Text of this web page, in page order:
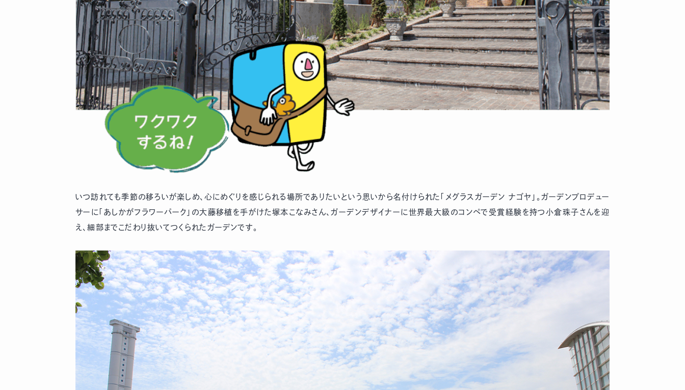
いつ訪れても季節の移ろいが楽しめ、心にめぐりを感じられる場所でありたいという思いから名付けられた「メグラスガーデン ナゴヤ」。ガーデンプロデュー
サーに「あしかがフラワーパーク」の大藤移植を手がけた塚本こなみさん、ガーデンデザイナーに世界最大級のコンペで受賞経験を持つ小倉珠子さんを迎
え、細部までこだわり抜いてつくられたガーデンです。